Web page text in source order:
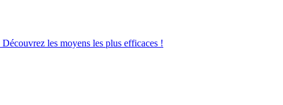
les moyens les plus efficaces !